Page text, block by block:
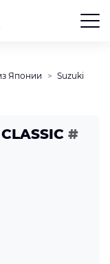
Японии
Suzuki
#